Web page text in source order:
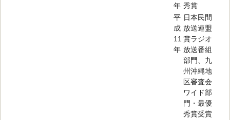
年 秀賞
平
成
11
年
日本民間
放送連盟
賞ラジオ
放送番組
部門、九
州沖縄地
区審査会
ワイド部
門・最優
秀賞受賞